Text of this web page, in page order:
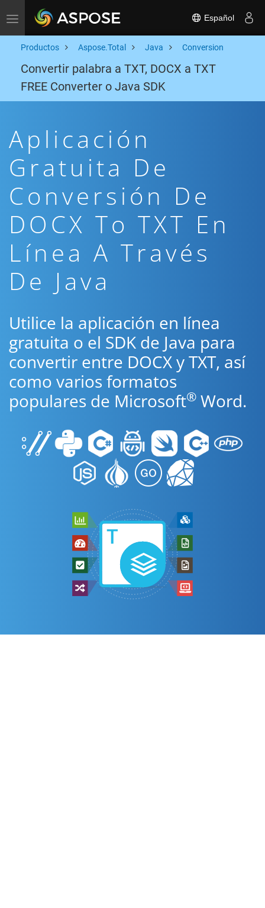
Toggle navigation Español
Productos Aspose.Total Java Conversion
Convertir palabra a TXT, DOCX a TXT
FREE Converter o Java SDK
Aplicación
Gratuita De
Conversión De
DOCX To TXT En
Línea A Través
De Java
Utilice la aplicación en línea
gratuita o el SDK de Java para
convertir entre DOCX y TXT, así
como varios formatos
populares de Microsoft® Word.